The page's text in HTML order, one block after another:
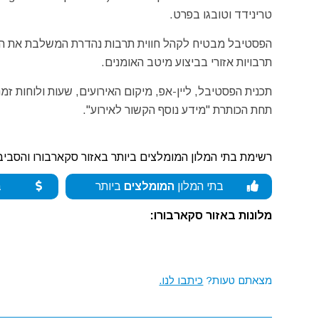
טרינידד וטובגו בפרט.
הפסטיבל מבטיח לקהל חווית תרבות נהדרת המשלבת את
תרבויות אזורי בביצוע מיטב האומנים.
תכנית הפסטיבל, ליין-אפ, מיקום האירועים, שעות
תחת הכותרת "מידע נוסף הקשור לאירוע".
רשימת בתי המלון המומלצים ביותר באזור סקארבורו
בתי המלון המומלצים ביותר
מלונות באזור סקארבורו:
מצאתם טעות? כיתבו לנו.